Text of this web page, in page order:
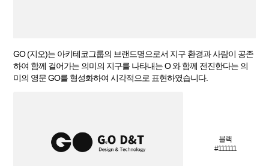
GO (지오)는 아키테코그룹의 브랜드명으로서 지구 환경과 사람이 공존
하여 함께 걸어가는 의미의 지구를 나타내는 O 와 함께 전진한다는 의
미의 영문 GO를 형성화하여 시각적으로 표현하였습니다.
블랙
#111111